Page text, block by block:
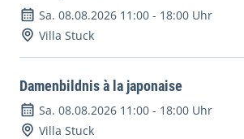
Sa. 08.08.2026 11:00 - 18:00 Uhr
Villa Stuck
Damenbildnis à la japonaise
Sa. 08.08.2026 11:00 - 18:00 Uhr
Villa Stuck